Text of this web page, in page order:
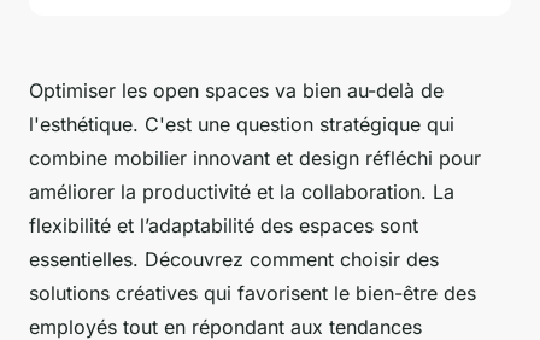
Optimiser les open spaces va bien au-delà de
l'esthétique. C'est une question stratégique qui
combine mobilier innovant et design réfléchi pour
améliorer la productivité et la collaboration. La
flexibilité et l’adaptabilité des espaces sont
essentielles. Découvrez comment choisir des
solutions créatives qui favorisent le bien-être des
employés tout en répondant aux tendances